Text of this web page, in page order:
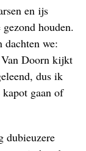
en ijs
houden.
we:
Van Doorn kijkt
dus ik
gaan of
dubieuzere